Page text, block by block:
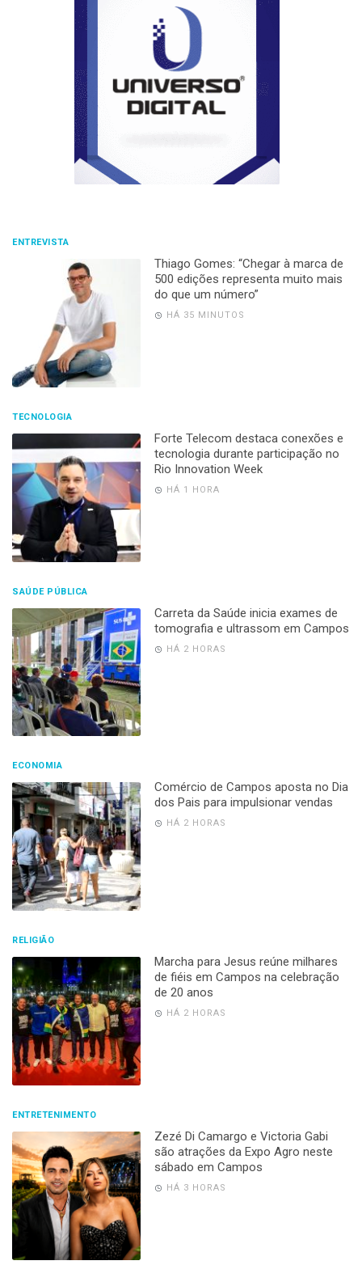
ENTREVISTA
Thiago Gomes: “Chegar à marca de
500 edições representa muito mais
do que um número”
HÁ 35 MINUTOS
TECNOLOGIA
Forte Telecom destaca conexões e
tecnologia durante participação no
Rio Innovation Week
HÁ 1 HORA
SAÚDE PÚBLICA
Carreta da Saúde inicia exames de
tomografia e ultrassom em Campos
HÁ 2 HORAS
ECONOMIA
Comércio de Campos aposta no Dia
dos Pais para impulsionar vendas
HÁ 2 HORAS
RELIGIÃO
Marcha para Jesus reúne milhares
de fiéis em Campos na celebração
de 20 anos
HÁ 2 HORAS
ENTRETENIMENTO
Zezé Di Camargo e Victoria Gabi
são atrações da Expo Agro neste
sábado em Campos
HÁ 3 HORAS